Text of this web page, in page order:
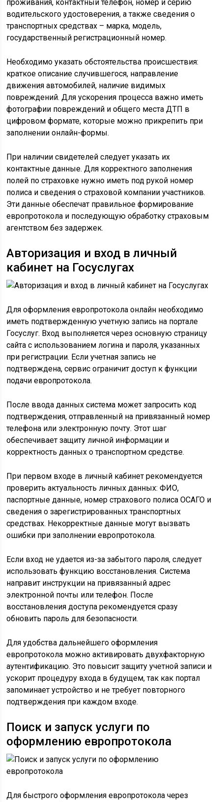
проживания, контактный телефон, номер и серию
водительского удостоверения, а также сведения о
транспортных средствах – марка, модель,
государственный регистрационный номер.
Необходимо указать обстоятельства происшествия:
краткое описание случившегося, направление
движения автомобилей, наличие видимых
повреждений. Для ускорения процесса важно иметь
фотографии повреждений и общего места ДТП в
цифровом формате, которые можно прикрепить при
заполнении онлайн-формы.
При наличии свидетелей следует указать их
контактные данные. Для корректного заполнения
полей по страховке нужно иметь под рукой номер
полиса и сведения о страховой компании участников.
Эти данные обеспечат правильное формирование
европротокола и последующую обработку страховым
агентством без задержек.
Авторизация и вход в личный
кабинет на Госуслугах
Для оформления европротокола онлайн необходимо
иметь подтвержденную учетную запись на портале
Госуслуг. Вход выполняется через основную страницу
сайта с использованием логина и пароля, указанных
при регистрации. Если учетная запись не
подтверждена, сервис ограничит доступ к функции
подачи европротокола.
После ввода данных система может запросить код
подтверждения, отправленный на привязанный номер
телефона или электронную почту. Этот шаг
обеспечивает защиту личной информации и
корректность данных о транспортном средстве.
При первом входе в личный кабинет рекомендуется
проверить актуальность личных данных: ФИО,
паспортные данные, номер страхового полиса ОСАГО и
сведения о зарегистрированных транспортных
средствах. Некорректные данные могут вызвать
ошибки при заполнении европротокола.
Если вход не удается из-за забытого пароля, следует
использовать функцию восстановления. Система
направит инструкции на привязанный адрес
электронной почты или телефон. После
восстановления доступа рекомендуется сразу
обновить пароль для безопасности.
Для удобства дальнейшего оформления
европротокола можно активировать двухфакторную
аутентификацию. Это повысит защиту учетной записи и
ускорит процедуру входа в будущем, так как портал
запоминает устройство и не требует повторного
подтверждения при каждом входе.
Поиск и запуск услуги по
оформлению европротокола
Для быстрого оформления европротокола через